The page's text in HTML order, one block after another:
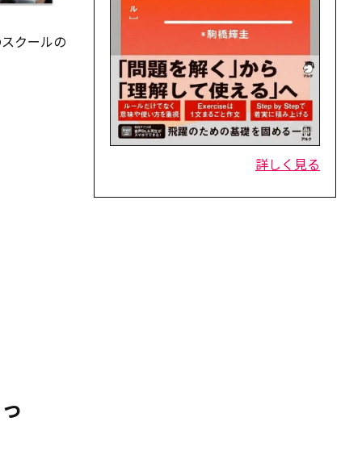
クールの
詳しく見る